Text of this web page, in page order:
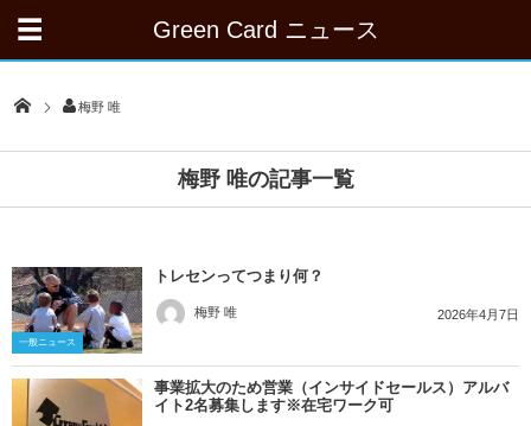
Green Card ニュース
梅野 唯
梅野 唯の記事一覧
一般ニュース
トレセンってつまり何？
梅野 唯 2026年4月7日
事業拡大のため営業（インサイドセールス）アルバ
イト2名募集します※在宅ワーク可